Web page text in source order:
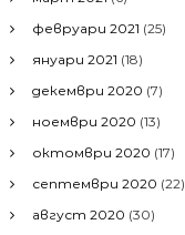
февруари 2021 (25)
януари 2021 (18)
декември 2020 (7)
ноември 2020 (13)
октомври 2020 (17)
септември 2020 (22)
август 2020 (30)